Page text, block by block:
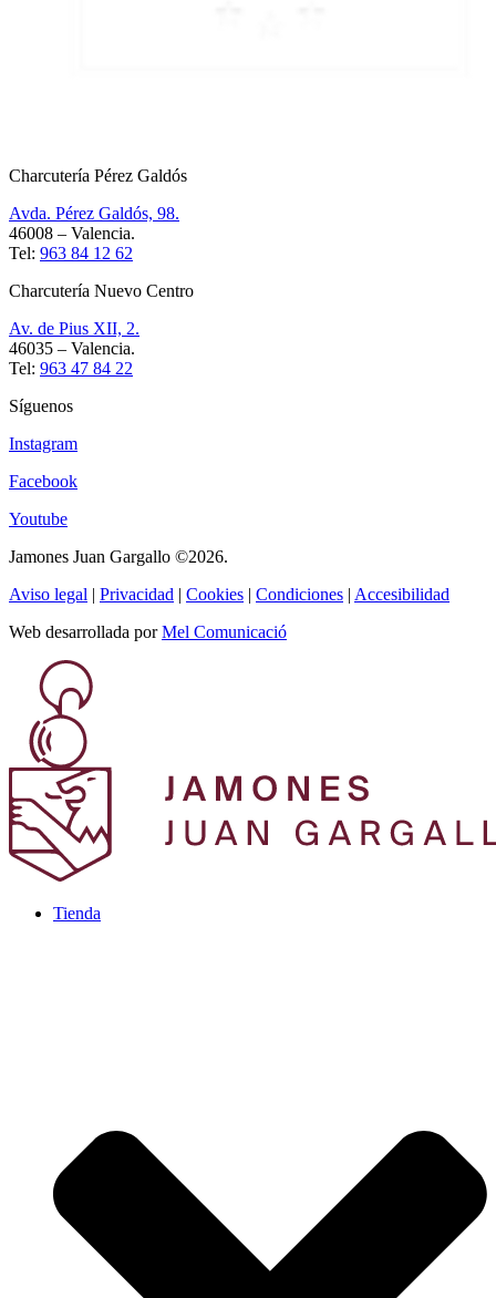
Charcutería Pérez Galdós
Avda. Pérez Galdós, 98.
46008 – Valencia.
Tel: 963 84 12 62
Charcutería Nuevo Centro
Av. de Pius XII, 2.
46035 – Valencia.
Tel: 963 47 84 22
Síguenos
Instagram
Facebook
Youtube
Jamones Juan Gargallo ©2026.
Aviso legal | Privacidad | Cookies | Condiciones | Accesibilidad
Web desarrollada porMel Comunicació
Tienda